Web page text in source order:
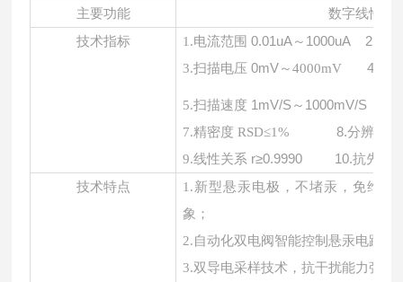
主要功能
数字线性扫
技术指标
1.电流范围 0.01uA～1000uA 2.
3.扫描电压 0mV～4000mV 4.
5.扫描速度 1mV/S～1000mV/S
7.精密度 RSD≤1% 8.分辨率
9.线性关系 r≥0.9990 10.抗先还
技术特点 1.新型悬汞电极，不堵汞，免维护
象；
2.自动化双电阀智能控制悬汞电路，
3.双导电采样技术，抗干扰能力强，